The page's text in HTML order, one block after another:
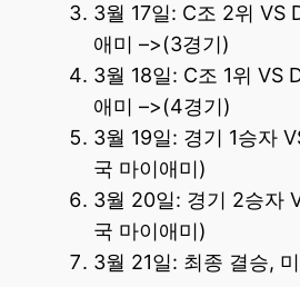
3월 17일: C조 2위 VS
애미 –>(3경기)
3월 18일: C조 1위 VS
애미 –>(4경기)
3월 19일: 경기 1승자
국 마이애미)
3월 20일: 경기 2승자
국 마이애미)
3월 21일: 최종 결승,